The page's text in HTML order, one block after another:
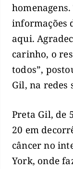
informações
aqui.
carinho, o
todos”,
Gil, na redes
Preta Gil, de
20 em
câncer no
York, onde